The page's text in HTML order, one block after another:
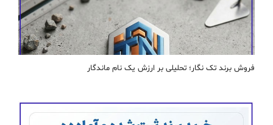
فروش برند تک نگار؛ تحلیلی بر ارزش یک نام ماندگار